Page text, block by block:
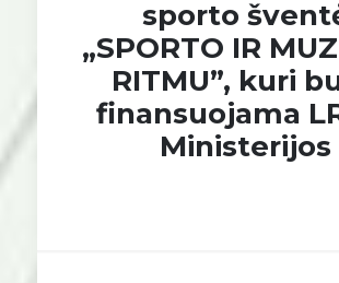
sporto
„SPORTO IR
RITMU”, kuri
finansuojama
Ministerijos